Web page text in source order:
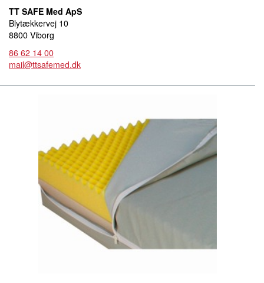
TT SAFE Med ApS
Blytækkervej 10
8800 Viborg
86 62 14 00
mail@ttsafemed.dk